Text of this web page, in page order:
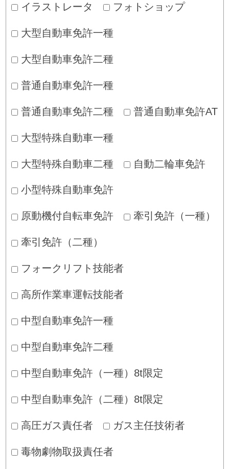
イラストレータ フォトショップ
大型自動車免許一種
大型自動車免許二種
普通自動車免許一種
普通自動車免許二種 普通自動車免許AT
大型特殊自動車一種
大型特殊自動車二種 自動二輪車免許
小型特殊自動車免許
原動機付自転車免許 牽引免許（一種）
牽引免許（二種）
フォークリフト技能者
高所作業車運転技能者
中型自動車免許一種
中型自動車免許二種
中型自動車免許（一種）8t限定
中型自動車免許（二種）8t限定
高圧ガス責任者 ガス主任技術者
毒物劇物取扱責任者